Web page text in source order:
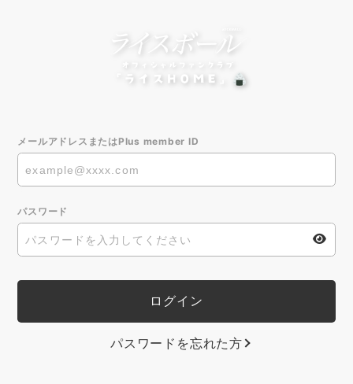
メールアドレスまたはPlus member ID
パスワード
パスワードを忘れた方